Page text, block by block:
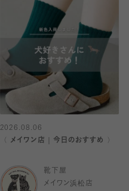
2026.08.06
〈 メイワン店｜今日のおすすめ 〉
靴下屋
メイワン浜松店